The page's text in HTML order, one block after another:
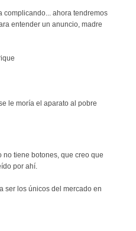
complicando... ahora tendremos
entender un anuncio, madre
le moría el aparato al pobre
no tiene botones, que creo que
por ahí.
ser los únicos del mercado en